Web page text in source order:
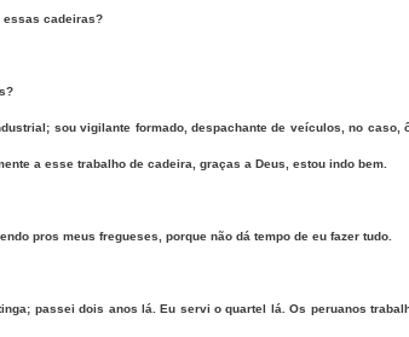
essas cadeiras?
sou vigilante formado, despachante de veículos, no caso,
a esse trabalho de cadeira, graças a Deus, estou indo bem.
pros meus fregueses, porque não dá tempo de eu fazer tudo.
passei dois anos lá. Eu servi o quartel lá. Os peruanos